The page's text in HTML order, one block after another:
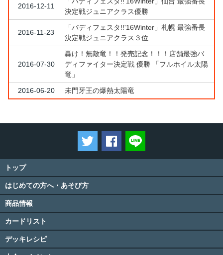
2016-12-11
決定戦ジュニアクラス優勝
2016-11-23
「バディフェスタ!!'16Winter」札幌 最強番長
決定戦ジュニアクラス３位
2016-07-30
轟け！無敵竜！！発売記念！！！店舗最強バ
ディファイター決定戦 優勝 「フルホイル太陽
竜」
2016-06-20
未門牙王の爆熱太陽竜
ツイートするFacebookでシェアする
トップ
はじめての方へ・あそび方
商品情報
カードリスト
デッキレシピ